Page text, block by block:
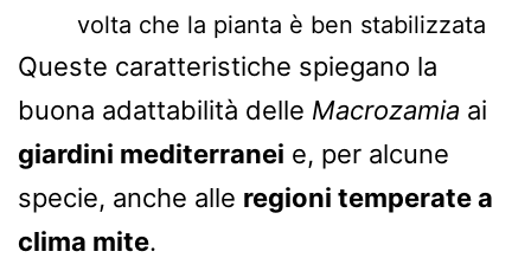
volta che la pianta è ben stabilizzata
Queste caratteristiche spiegano la
buona adattabilità delle Macrozamia ai
giardini mediterranei e, per alcune
specie, anche alle regioni temperate a
clima mite.